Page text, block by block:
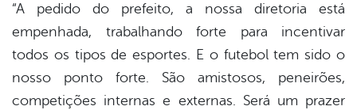
“A pedido do prefeito, a nossa diretoria está
empenhada, trabalhando forte para incentivar
todos os tipos de esportes. E o futebol tem sido o
nosso ponto forte. São amistosos, peneirões,
competições internas e externas. Será um prazer